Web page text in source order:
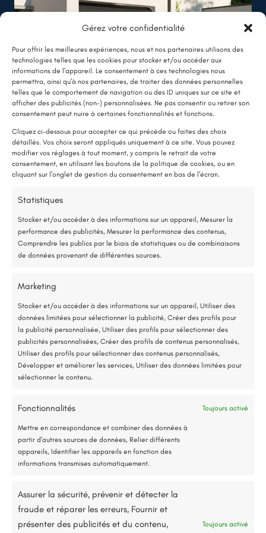
Gérez votre confidentialité
Pour offrir les meilleures expériences, nous et nos partenaires utilisons des
technologies telles que les cookies pour stocker et/ou accéder aux
informations de l’appareil. Le consentement à ces technologies nous
permettra, ainsi qu’à nos partenaires, de traiter des données personnelles
telles que le comportement de navigation ou des ID uniques sur ce site et
afficher des publicités (non-) personnalisées. Ne pas consentir ou retirer son
consentement peut nuire à certaines fonctionnalités et fonctions.
Cliquez ci-dessous pour accepter ce qui précède ou faites des choix
détaillés. Vos choix seront appliqués uniquement à ce site. Vous pouvez
modifier vos réglages à tout moment, y compris le retrait de votre
consentement, en utilisant les boutons de la politique de cookies, ou en
cliquant sur l’onglet de gestion du consentement en bas de l’écran.
Statistiques
Stocker et/ou accéder à des informations sur un appareil, Mesurer la
performance des publicités, Mesurer la performance des contenus,
Comprendre les publics par le biais de statistiques ou de combinaisons
de données provenant de différentes sources.
Marketing
Stocker et/ou accéder à des informations sur un appareil, Utiliser des
données limitées pour sélectionner la publicité, Créer des profils pour
la publicité personnalisée, Utiliser des profils pour sélectionner des
publicités personnalisées, Créer des profils de contenus personnalisés,
Utiliser des profils pour sélectionner des contenus personnalisés,
Développer et améliorer les services, Utiliser des données limitées pour
sélectionner le contenu.
Fonctionnalités Toujours activé
Mettre en correspondance et combiner des données à
partir d’autres sources de données, Relier différents
appareils, Identifier les appareils en fonction des
informations transmises automatiquement.
Assurer la sécurité, prévenir et détecter la
fraude et réparer les erreurs, Fournir et
présenter des publicités et du contenu,
Toujours activé
tableau électrique à Avrillé
Détails du projet
Avrillé (49)
Rénovation tableau électrique
11 décembre 2025
Nous contacter
La rénovation complète d’un tableau électrique
LE SAVIEZ-VOUS ?
Une pompe à chaleur (PAC) utilise très peu d’électricité : elle consomme
environ 1 kWh pour générer 4 kWh de chaleur.
Une solution performante et économique
75 % de l’énergie provient des calories naturellement présentes dans
Étude gratuite et sans engagement
*Aides de l’État disponibles selon votre revenu fiscal
Accompagnement administratif et financier complet
Jusqu’à 80% de prise en charge*